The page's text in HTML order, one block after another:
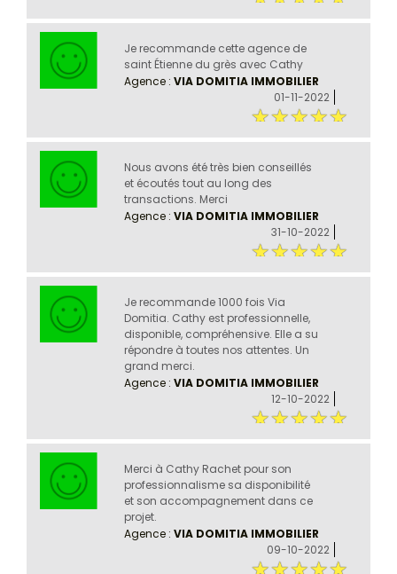
Je recommande cette agence de
saint Étienne du grès avec Cathy
Agence : VIA DOMITIA IMMOBILIER
01-11-2022
Nous avons été très bien conseillés
et écoutés tout au long des
transactions. Merci
Agence : VIA DOMITIA IMMOBILIER
31-10-2022
Je recommande 1000 fois Via
Domitia. Cathy est professionnelle,
disponible, compréhensive. Elle a su
répondre à toutes nos attentes. Un
grand merci.
Agence : VIA DOMITIA IMMOBILIER
12-10-2022
Merci à Cathy Rachet pour son
professionnalisme sa disponibilité
et son accompagnement dans ce
projet.
Agence : VIA DOMITIA IMMOBILIER
09-10-2022